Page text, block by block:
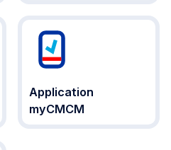
Application
myCMCM